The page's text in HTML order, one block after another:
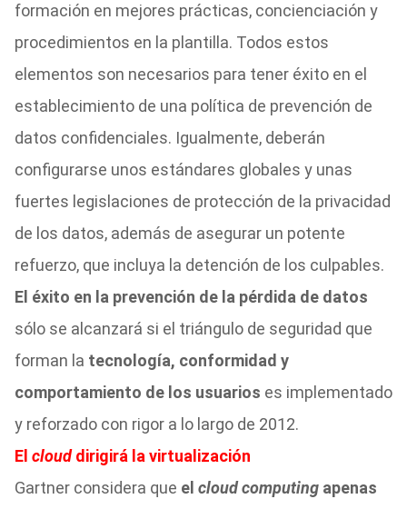
formación en mejores prácticas, concienciación y
procedimientos en la plantilla. Todos estos
elementos son necesarios para tener éxito en el
establecimiento de una política de prevención de
datos confidenciales. Igualmente, deberán
configurarse unos estándares globales y unas
fuertes legislaciones de protección de la privacidad
de los datos, además de asegurar un potente
refuerzo, que incluya la detención de los culpables.
El éxito en la prevención de la pérdida de datos
sólo se alcanzará si el triángulo de seguridad que
forman la tecnología, conformidad y
comportamiento de los usuarios es implementado
y reforzado con rigor a lo largo de 2012.
El clouddirigirá la virtualización
Gartner considera que el cloud computingapenas